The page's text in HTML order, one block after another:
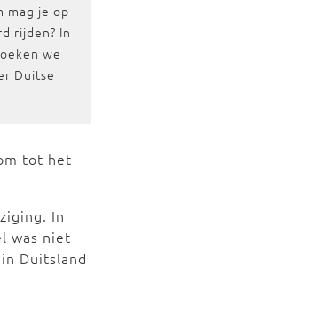
mag je op
rijden? In
we
Duitse
tot het
In
was niet
Duitsland